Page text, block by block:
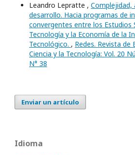
Leandro Lepratte , Complejidad,
desarrollo. Hacia programas de
convergentes entre los Estudios
Tecnología y la Economía de la
Tecnológico. , Redes. Revista de
Ciencia y la Tecnología: Vol. 20
N° 38
Enviar un artículo
Idioma